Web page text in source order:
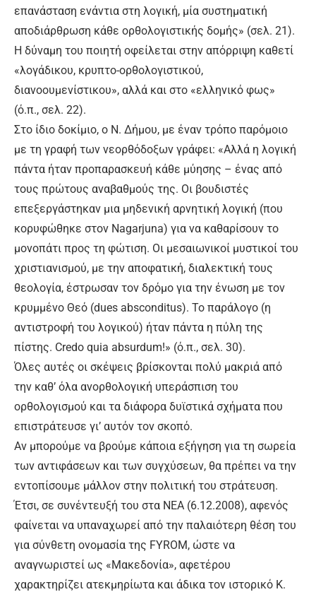
επανάσταση ενάντια στη λογική, μία συστηματική
αποδιάρθρωση κάθε ορθολογιστικής δομής» (σελ. 21).
Η δύναμη του ποιητή οφείλεται στην απόρριψη καθετί
«λογάδικου, κρυπτο-ορθολογιστικού,
διανοουμενίστικου», αλλά και στο «ελληνικό φως»
(ό.π., σελ. 22).
Στο ίδιο δοκίμιο, ο Ν. Δήμου, με έναν τρόπο παρόμοιο
με τη γραφή των νεορθόδοξων γράφει: «Αλλά η λογική
πάντα ήταν προπαρασκευή κάθε μύησης – ένας από
τους πρώτους αναβαθμούς της. Οι βουδιστές
επεξεργάστηκαν μια μηδενική αρνητική λογική (που
κορυφώθηκε στον Nagarjuna) για να καθαρίσουν το
μονοπάτι προς τη φώτιση. Οι μεσαιωνικοί μυστικοί του
χριστιανισμού, με την αποφατική, διαλεκτική τους
θεολογία, έστρωσαν τον δρόμο για την ένωση με τον
κρυμμένο Θεό (dues absconditus). Το παράλογο (η
αντιστροφή του λογικού) ήταν πάντα η πύλη της
πίστης. Credo quia absurdum!» (ό.π., σελ. 30).
Όλες αυτές οι σκέψεις βρίσκονται πολύ μακριά από
την καθ’ όλα ανορθολογική υπεράσπιση του
ορθολογισμού και τα διάφορα δυϊστικά σχήματα που
επιστράτευσε γι’ αυτόν τον σκοπό.
Αν μπορούμε να βρούμε κάποια εξήγηση για τη σωρεία
των αντιφάσεων και των συγχύσεων, θα πρέπει να την
εντοπίσουμε μάλλον στην πολιτική του στράτευση.
Έτσι, σε συνέντευξή του στα ΝΕΑ (6.12.2008), αφενός
φαίνεται να υπαναχωρεί από την παλαιότερη θέση του
για σύνθετη ονομασία της FYROM, ώστε να
αναγνωριστεί ως «Μακεδονία», αφετέρου
χαρακτηρίζει ατεκμηρίωτα και άδικα τον ιστορικό Κ.